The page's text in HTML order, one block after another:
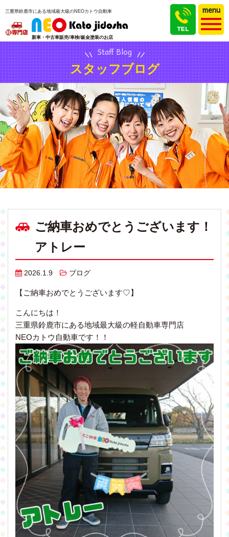
三重県鈴鹿市にある地域最大級のNEOカトウ自動車
新車・中古車販売/車検/鈑金塗装のお店
menu
Staff Blog
スタッフブログ
ご納車おめでとうございます！
アトレー
2026.1.9 ブログ
【ご納車おめでとうございます♡】
こんにちは！
三重県鈴鹿市にある地域最大級の軽自動車専門店
NEOカトウ自動車です！！